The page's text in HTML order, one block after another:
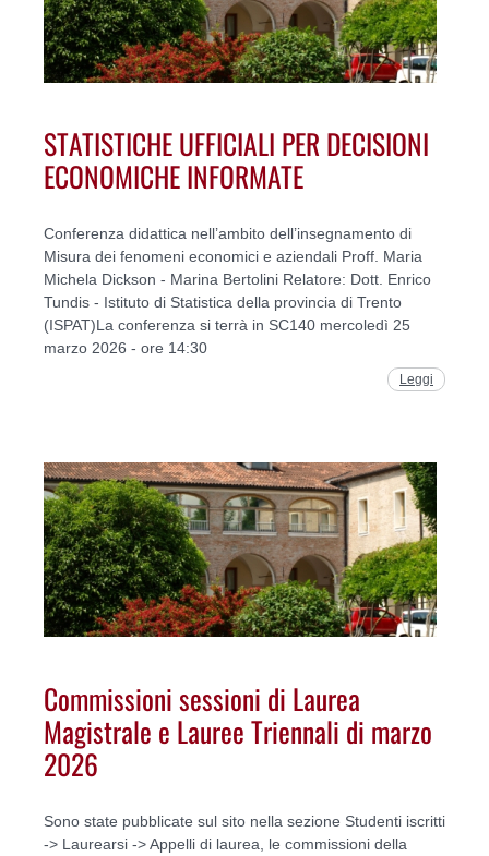
STATISTICHE UFFICIALI PER DECISIONI
ECONOMICHE INFORMATE
Conferenza didattica nell’ambito dell’insegnamento di
Misura dei fenomeni economici e aziendali Proff. Maria
Michela Dickson - Marina Bertolini Relatore: Dott. Enrico
Tundis - Istituto di Statistica della provincia di Trento
(ISPAT)La conferenza si terrà in SC140 mercoledì 25
marzo 2026 - ore 14:30
Leggi
Commissioni sessioni di Laurea
Magistrale e Lauree Triennali di marzo
2026
Sono state pubblicate sul sito nella sezione Studenti iscritti
-> Laurearsi -> Appelli di laurea, le commissioni della